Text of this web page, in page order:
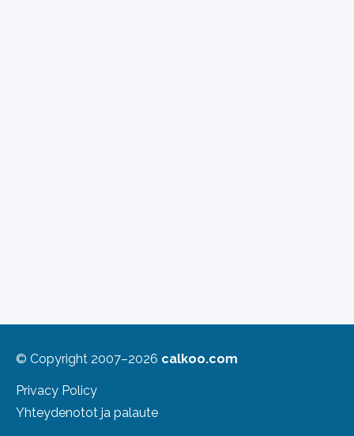
© Copyright 2007–2026 calkoo.com
Privacy Policy
Yhteydenotot ja palaute